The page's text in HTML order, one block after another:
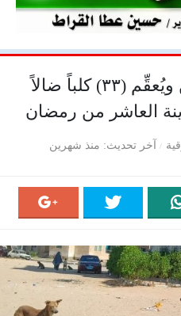
بيطري الشرقية يُحصِّن ويُعقِّم (٣٣) كلباً ضالاً
آخر تحديث منذ شهرين